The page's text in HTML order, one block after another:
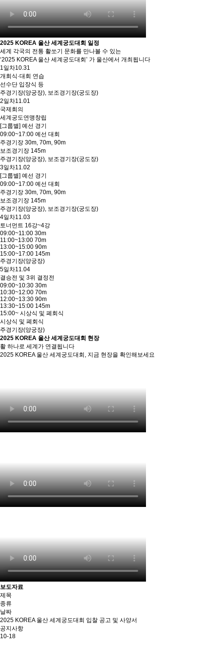
2025 KOREA 울산 세계궁도대회 일정
세계 각국의 전통 활쏘기 문화를 만나볼 수 있는
‘2025 KOREA 울산 세계궁도대회’ 가 울산에서 개최됩니다
1일차10.31
개회식·대회 연습
선수단 입장식 등
주경기장(양궁장), 보조경기장(궁도장)
2일차11.01
국제회의
세계궁도연맹창립
[그룹별] 예선 경기
09:00~17:00 예선 대회
주경기장 30m, 70m, 90m
보조경기장 145m
주경기장(양궁장), 보조경기장(궁도장)
3일차11.02
[그룹별] 예선 경기
09:00~17:00 예선 대회
주경기장 30m, 70m, 90m
보조경기장 145m
주경기장(양궁장), 보조경기장(궁도장)
4일차11.03
토너먼트 16강~4강
09:00~11:00 30m
11:00~13:00 70m
13:00~15:00 90m
15:00~17:00 145m
주경기장(양궁장)
5일차11.04
결승전 및 3위 결정전
09:00~10:30 30m
10:30~12:00 70m
12:00~13:30 90m
13:30~15:00 145m
15:00~ 시상식 및 폐회식
시상식 및 폐회식
주경기장(양궁장)
2025 KOREA 울산 세계궁도대회 현장
활 하나로 세계가 연결됩니다
2025 KOREA 울산 세계궁도대회, 지금 현장을 확인해보세요
보도자료
제목
종류
날짜
2025 KOREA 울산 세계궁도대회 입찰 공고 및 사양서
공지사항
10-18